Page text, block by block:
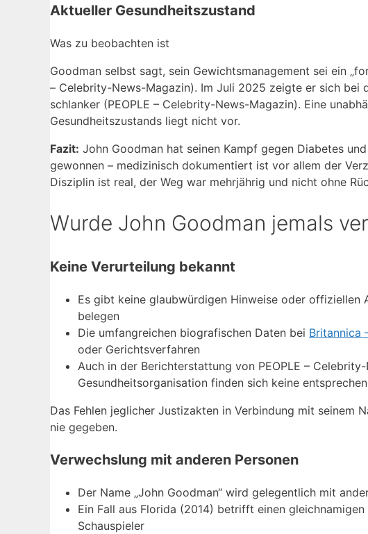
Aktueller Gesundheitszustand
Was zu beobachten ist
Goodman selbst sagt, sein Gewichtsmanagement sei ein
– Celebrity-News-Magazin). Im Juli 2025 zeigte er sich bei
schlanker (PEOPLE – Celebrity-News-Magazin). Eine
Gesundheitszustands liegt nicht vor.
Fazit: John Goodman hat seinen Kampf gegen Diabetes
gewonnen – medizinisch dokumentiert ist vor allem der
Disziplin ist real, der Weg war mehrjährig und nicht ohne
Wurde John Goodman jemals
Keine Verurteilung bekannt
Es gibt keine glaubwürdigen Hinweise oder offiziellen
belegen
Die umfangreichen biografischen Daten bei Britannica
oder Gerichtsverfahren
Auch in der Berichterstattung von PEOPLE –
Gesundheitsorganisation finden sich keine
Das Fehlen jeglicher Justizakten in Verbindung mit seinem
nie gegeben.
Verwechslung mit anderen Personen
Der Name „John Goodman“ wird gelegentlich mit
Ein Fall aus Florida (2014) betrifft einen
Schauspieler